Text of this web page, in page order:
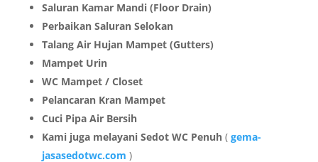
Saluran Kamar Mandi (Floor Drain)
Perbaikan Saluran Selokan
Talang Air Hujan Mampet (Gutters)
Mampet Urin
WC Mampet / Closet
Pelancaran Kran Mampet
Cuci Pipa Air Bersih
Kami juga melayani Sedot WC Penuh( gema-
jasasedotwc.com )